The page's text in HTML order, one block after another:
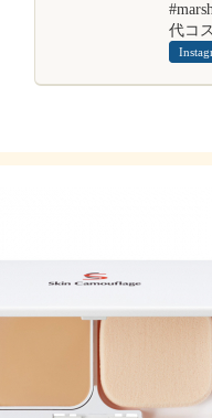
代コ